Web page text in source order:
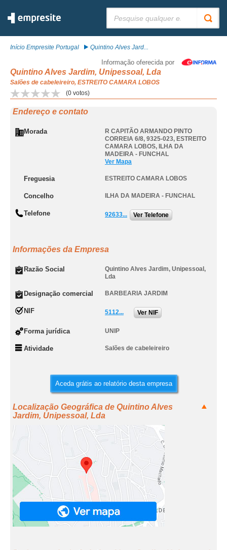
Início Empresite Portugal Quintino Alves Jard...
Informação oferecida por
Quintino Alves Jardim, Unipessoal, Lda
Salões de cabeleireiro, ESTREITO CAMARA LOBOS
(0 votos)
Endereço e contato
Morada
R CAPITÃO ARMANDO PINTO
CORREIA 6/8, 9325-023, ESTREITO
CAMARA LOBOS, ILHA DA
MADEIRA - FUNCHAL
Ver Mapa
Freguesia ESTREITO CAMARA LOBOS
Concelho ILHA DA MADEIRA - FUNCHAL
Telefone 92633... Ver Telefone
Informações da Empresa
Razão Social
Quintino Alves Jardim, Unipessoal,
Lda
Designação comercial BARBEARIA JARDIM
NIF 5112... Ver NIF
Forma jurídica UNIP
Atividade Salões de cabeleireiro
Aceda grátis ao relatório desta empresa
Localização Geográfica de Quintino Alves
Jardim, Unipessoal, Lda